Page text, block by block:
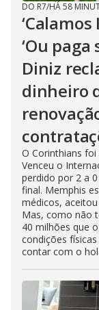
DO R7/HÁ 58
‘Ou
Diniz
dinheiro
O Corinthians
Venceu o
perdido por 2 a
final. Memphis
médicos,
Mas, como não
40 milhões que
condições
contar com o